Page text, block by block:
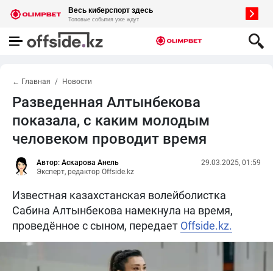
← Главная Новости
Разведенная Алтынбекова
показала, с каким молодым
человеком проводит время
Автор: Аскарова Анель
Эксперт, редактор Offside.kz
29.03.2025, 01:59
Известная казахстанская волейболистка
Сабина Алтынбекова намекнула на время,
проведённое с сыном, передает Offside.kz.